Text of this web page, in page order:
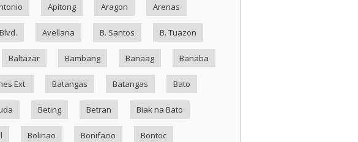
Apitong Aragon Arenas
Avellana B. Santos B. Tuazon
Baltazar Bambang Banaag Banaba
Ext. Batangas Batangas Bato
Beting Betran Biak na Bato
Bolinao Bonifacio Bontoc